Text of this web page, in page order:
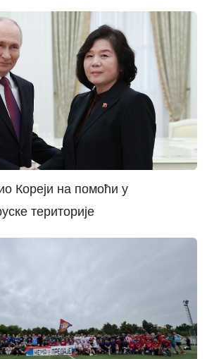
Кореји на помоћи у
територије